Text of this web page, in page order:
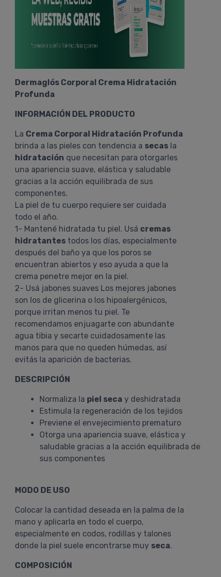
Dermaglós Corporal Crema Hidratación
Profunda
INFORMACIÓN DEL PRODUCTO
La Crema Corporal Hidratación Profunda
brinda a las pieles con tendencia a secas la
hidratación que necesitan para otorgarles
una apariencia suave, elástica y saludable
gracias a la acción equilibrada de sus
componentes.
La piel de tu cuerpo requiere ser cuidada
todo el año.
1- Mantené hidratada tu piel. Usá cremas
hidratantes todos los días, especialmente
después del baño ya que los poros se
encuentran abiertos y eso ayuda a que la
crema penetre mejor en la piel.
2- Usá jabones suaves Los mejores jabones
son los de glicerina o los hipoalergénicos,
porque irritan menos tu piel. Te
recomendamos enjuagarte con abundante
agua tibia y secarte cuidadosamente las
manos para que no queden húmedas, así
evitás la aparición de bacterias.
DESCRIPCIÓN
Normaliza la piel seca y deshidratada
Estimula la regeneración de los tejidos
Previene el envejecimiento prematuro
Otorga una apariencia suave, elástica y
saludable gracias a la acción equilibrada de
sus componentes
MODO DE USO
Colocar la cantidad deseada en la palma de la
mano y aplicarla en todo el cuerpo,
especialmente en codos, rodillas y talones
donde la piel suele encontrarse muy seca.
COMPOSICIÓN